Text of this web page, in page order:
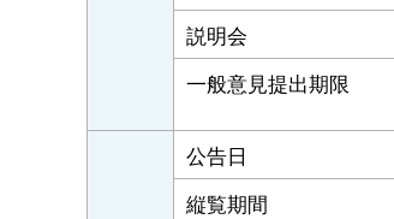
説明会
一般意見提出期限
公告日
縦覧期間